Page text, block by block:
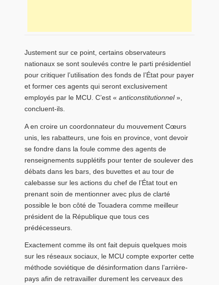
Justement sur ce point, certains observateurs
nationaux se sont soulevés contre le parti présidentiel
pour critiquer l’utilisation des fonds de l’État pour payer
et former ces agents qui seront exclusivement
employés par le MCU. C’est « anticonstitutionnel»,
concluent-ils.
A en croire un coordonnateur du mouvement Cœurs
unis, les rabatteurs, une fois en province, vont devoir
se fondre dans la foule comme des agents de
renseignements supplétifs pour tenter de soulever des
débats dans les bars, des buvettes et au tour de
calebasse sur les actions du chef de l’État tout en
prenant soin de mentionner avec plus de clarté
possible le bon côté de Touadera comme meilleur
président de la République que tous ces
prédécesseurs.
Exactement comme ils ont fait depuis quelques mois
sur les réseaux sociaux, le MCU compte exporter cette
méthode soviétique de désinformation dans l’arrière-
pays afin de retravailler durement les cerveaux des